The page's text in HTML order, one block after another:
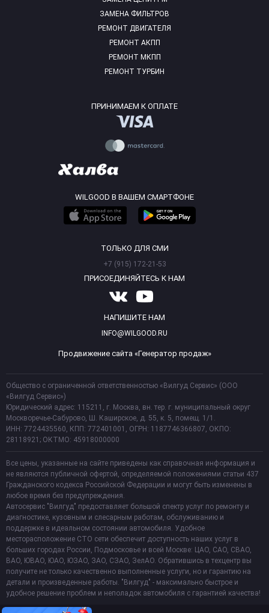
ЗАМЕНА ФИЛЬТРОВ
РЕМОНТ ДВИГАТЕЛЯ
РЕМОНТ АКПП
РЕМОНТ МКПП
РЕМОНТ ТУРБИН
ПРИНИМАЕМ К ОПЛАТЕ
WILGOOD В ВАШЕМ СМАРТФОНЕ
ТОЛЬКО ДЛЯ СМИ
+7 (915) 172-21-53
ПРИСОЕДИНЯЙТЕСЬ К НАМ
НАПИШИТЕ НАМ
INFO@WILGOOD.RU
Продвижение сайта «Генератор продаж»
Общество с ограниченной ответственностью «Вилгуд Сервис» (ООО
«Вилгуд Сервис»)
Юридический адрес: 115211, г. Москва, вн. тер. г. муниципальный округ
Москворечье-Сабурово, Ш. Каширское, д. 55, к. 5, помещ. 1/1.
ИНН: 7724435560, КПП: 772401001, ОГРН: 1187746366807, ОКПО:
28118921; ОКТМО: 45918000000
Все цены, указанные на сайте приведены как справочная информация и
не являются публичной офертой, определяемой положениями статьи 437
Гражданского кодекса Российской Федерации и могут быть изменены в
любое время без предупреждения.
Автосервис "Вилгуд" предоставляет большой спектр услуг по ремонту и
диагностике, кузовным и слесарным работам, обслуживанию и
поддержке в идеальном состоянии автомобиля. Удобное
месторасположение СТО сети обеспечит доступность наших услуг в
больших городах России, Подмосковье и всей Москве: ЦАО, САО, СВАО,
ВАО, ЮВАО, ЮАО, ЮЗАО, ЗАО, СЗАО, ЗелАО. Обратившись в техцентр вы
получите не только качественно выполненные услуги, но и гарантию на
детали и произведенные работы. "Вилгуд" - максимально быстрое и
удобное решение проблем и неполадок автомобиля с гарантией качества!